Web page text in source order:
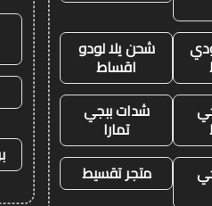
شحن يلا لودو
اقساط
شدات ببجي
تمارا
متجر تقسيط